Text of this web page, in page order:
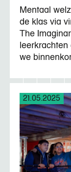
Mentaal
de klas via
The
we
21.05.2025